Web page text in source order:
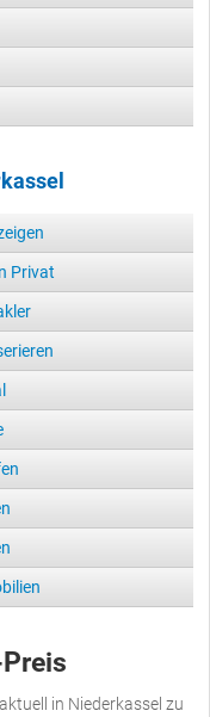
Privat
in Niederkassel zu